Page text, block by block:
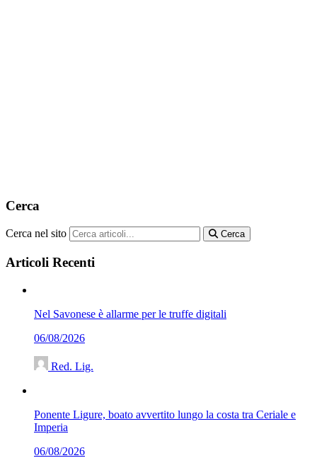
Cerca
Cerca nel sito Cerca
Articoli Recenti
Nel Savonese è allarme per le truffe digitali
06/08/2026
Red. Lig.
Ponente Ligure, boato avvertito lungo la costa tra Ceriale e
Imperia
06/08/2026